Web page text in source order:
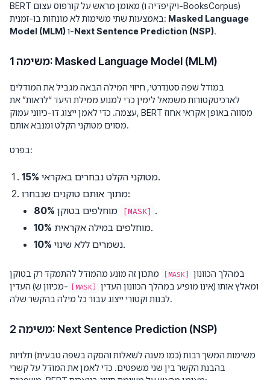
BERT מאומן מראש על קורפוס עצום (ויקיפדיה ו-BooksCorpus)
באמצעות שתי משימות לא מונחות בו-זמנית: Masked Language
Model (MLM) ו-Next Sentence Prediction (NSP).
משימה 1: Masked Language Model (MLM)
במודל שפה סטנדרטי, חיזוי המילה הבאה מגביל את המודלים
לארכיטקטורות משמאל לימין כדי למנוע ממילת היעד “לראות” את
עצמה. כדי לאמן ייצוג דו-כיווני עמוק, BERT מסווה באופן אקראי אחוז
מסוים מטוקני הקלט ומנבא אותם.
בפרט:
15%
מטוקני הקלט נבחרים באקראי.
מתוך אותם טוקנים שנבחרו:
80%
[MASK] .
10%
מוחלפים במילה אקראית.
10%
נשמרים ללא שינוי.
[MASK] במהלך הכוונון
העדין (מכיוון ש- [MASK] אינו מופיע במהלך הכוונון העדין) ומאלץ אותו
לבנות וקטורי ייצוג עבור כל מילה בהקשר שלה.
משימה 2: Next Sentence Prediction (NSP)
משימות המשך רבות (כמו מענה לשאלות והסקה בשפה טבעית) תלויות
בהבנת הקשר בין שני משפטים. כדי לאמן את המודל על קשרי